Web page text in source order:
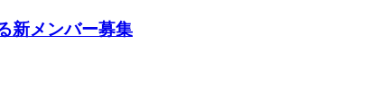
新メンバー募集